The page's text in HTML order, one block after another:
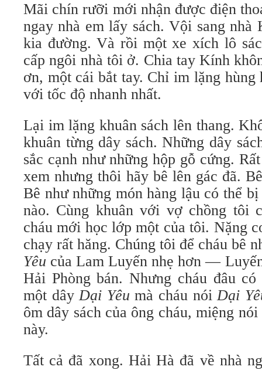
Mãi chín rưỡi mới nhận được điện
ngay nhà em lấy sách. Vội sang nhà
kia đường. Và rồi một xe xích lô
cấp ngôi nhà tôi ở. Chia tay Kính
ơn, một cái bắt tay. Chỉ im lặng hùng
với tốc độ nhanh nhất.
Lại im lặng khuân sách lên thang.
khuân từng dây sách. Những dây
sắc cạnh như những hộp gỗ cứng.
xem nhưng thôi hãy bê lên gác đã.
Bê như những món hàng lậu có thể
nào. Cùng khuân với vợ chồng tôi
cháu mới học lớp một của tôi. Nặng
chạy rất hăng. Chúng tôi để cháu bê
Yêu của Lam Luyến nhẹ hơn —
Hải Phòng bán. Nhưng cháu đâu
một dâyDại Yêu mà cháu nóiDại
ôm dây sách của ông cháu, miệng nói
này.
Tất cả đã xong. Hải Hà đã về nhà